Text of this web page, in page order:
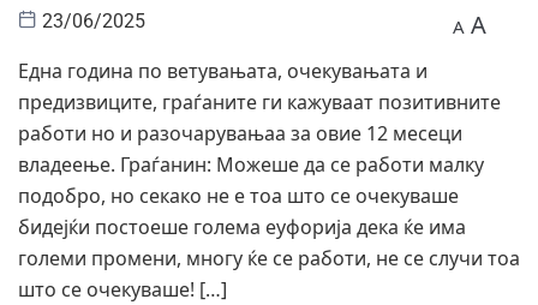
23/06/2025 A A
Една година по ветувањата, очекувањата и
предизвиците, граѓаните ги кажуваат позитивните
работи но и разочарувањаа за овие 12 месеци
владеење. Граѓанин: Можеше да се работи малку
подобро, но секако не е тоа што се очекуваше
бидејќи постоеше голема еуфорија дека ќе има
големи промени, многу ќе се работи, не се случи тоа
што се очекуваше! […]